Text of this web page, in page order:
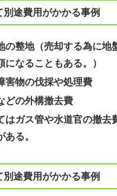
途費用がかかる事例
の整地（売却する為に地
になることもある。）
害物の伐採や処理費
どの外構撤去費
はガス管や水道官の撤去
る。
途費用がかかる事例